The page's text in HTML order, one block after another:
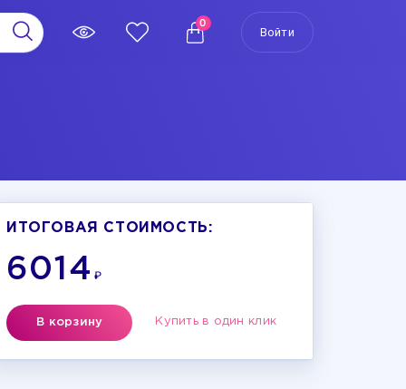
0
Войти
ИТОГОВАЯ СТОИМОСТЬ:
6014 ₽
В корзину Купить в один клик